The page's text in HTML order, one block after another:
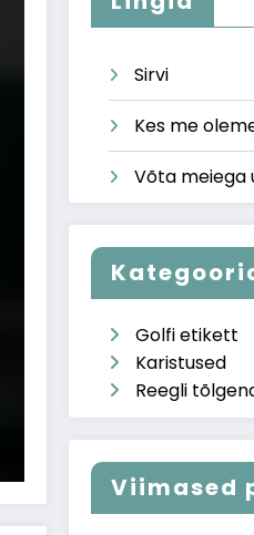
Sirvi
Kes me
Võta meiega
Golfi etikett
Karistused
Reegli
Viimased